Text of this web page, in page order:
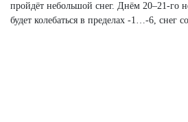
пройдёт небольшой снег. Днём 20–21-го
будет колебаться в пределах -1…-6, снег